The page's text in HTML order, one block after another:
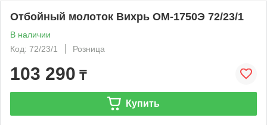
Отбойный молоток Вихрь ОМ-1750Э 72/23/1
В наличии
Код: 72/23/1
Розница
103 290 ₸
Купить